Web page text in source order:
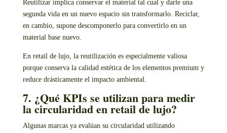
Reutilizar implica conservar el material tal cual y darle una
segunda vida en un nuevo espacio sin transformarlo. Reciclar,
en cambio, supone descomponerlo para convertirlo en un
material base nuevo.
En retail de lujo, la reutilización es especialmente valiosa
porque conserva la calidad estética de los elementos premium y
reduce drásticamente el impacto ambiental.
7. ¿Qué KPIs se utilizan para medir
la circularidad en retail de lujo?
Algunas marcas ya evalúan su circularidad utilizando